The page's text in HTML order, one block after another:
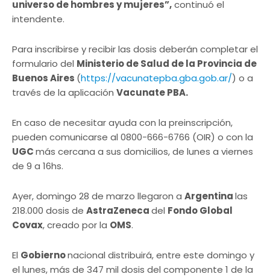
universo de hombres y mujeres”,continuó el
intendente.
Para inscribirse y recibir las dosis deberán completar el
formulario del Ministerio de Salud de la Provincia de
Buenos Aires (https://vacunatepba.gba.gob.ar/) o a
través de la aplicación Vacunate PBA.
En caso de necesitar ayuda con la preinscripción,
pueden comunicarse al 0800-666-6766 (OIR) o con la
UGCmás cercana a sus domicilios, de lunes a viernes
de 9 a 16hs.
Ayer, domingo 28 de marzo llegaron a Argentinalas
218.000 dosis de AstraZenecadel Fondo Global
Covax, creado por la OMS.
El Gobiernonacional distribuirá, entre este domingo y
el lunes, más de 347 mil dosis del componente 1 de la